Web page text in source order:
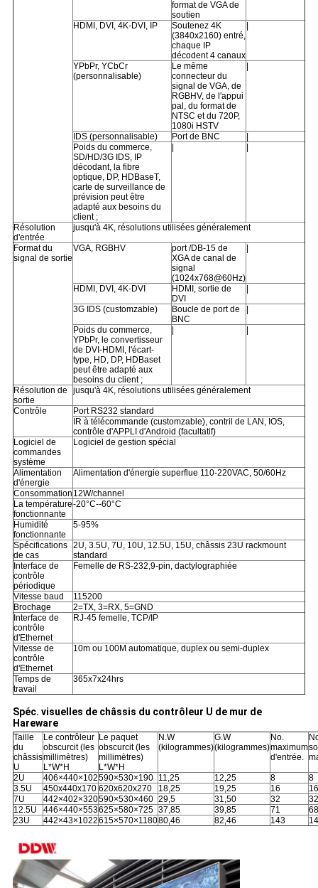
format de VGA de
soutien
HDMI, DVI, 4K-DVI, IP
Soutenez 4K
(3840x2160) entré,
chaque IP
décodent 4 canaux
YPbPr, YCbCr
(personnalisable)
Le même
connecteur du
signal de VGA, de
RGBHV, de l'appui
pal, du format de
NTSC et du 720P,
1080i HSTV
IDS (personnalisable) Port de BNC
Poids du commerce,
SD/HD/3G IDS, IP
décodant, la fibre
optique, DP, HDBaseT,
carte de surveillance de
prévision peut être
adapté aux besoins du
client ;
Résolution
d'entrée
jusqu'à 4K, résolutions utilisées généralement
Format du
signal de sortie
VGA, RGBHV
port /DB-15 de
XGA de canal de
signal
(1024x768@60Hz)
HDMI, DVI, 4K-DVI
HDMI, sortie de
DVI
3G IDS (customzable)
Boucle de port de
BNC
Poids du commerce,
YPbPr, le convertisseur
de DVI-HDMI, l'écart-
type, HD, DP, HDBaset
peut être adapté aux
besoins du client ;
Résolution de
sortie
jusqu'à 4K, résolutions utilisées généralement
Contrôle
Port RS232 standard
IR à télécommande (customzable), contril de LAN, IOS,
contrôle d'APPLI d'Android (facultatif)
Logiciel de
commandes
système
Logiciel de gestion spécial
Alimentation
d'énergie
Alimentation d'énergie superflue 110-220VAC, 50/60Hz
Consommation 12W/channel
La température
fonctionnante
-20°C--60°C
Humidité
fonctionnante
5-95%
Spécifications
de cas
2U, 3.5U, 7U, 10U, 12.5U, 15U, châssis 23U rackmount
standard
Interface de
contrôle
périodique
Femelle de RS-232,9-pin, dactylographiée
Vitesse baud
115200
Brochage
2=TX, 3=RX, 5=GND
Interface de
contrôle
d'Ethernet
RJ-45 femelle, TCP/IP
Vitesse de
contrôle
d'Ethernet
10m ou 100M automatique, duplex ou semi-duplex
Temps de
travail
365x7x24hrs
Spéc. visuelles de châssis du contrôleur U de mur de
Hareware
Taille
du
châssis
U
Le contrôleur
obscurcit (les
millimètres)
L*W*H
Le paquet
obscurcit (les
millimètres)
L*W*H
N.W
(kilogrammes)
G.W
(kilogrammes)
No.
maximum
d'entrée.
2U 406×440×102590×530×190 11,25 12,25 8
8
3.5U
450x440x170 620x620x270 18,25 19,25 16
16
7U
442×402×320590×530×460 29,5 31,50 32
32
12.5U
446×440×553625×580×725 37,85 39,85 71
68
23U
442×43×1022615×570×118080,46 82,46 143